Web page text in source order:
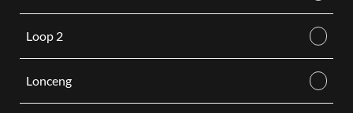
Loop 2
Lonceng